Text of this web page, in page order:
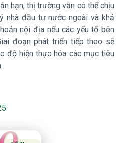
hạn, thị trường vẫn có thể chịu
nhà đầu tư nước ngoài và khả
nội địa nếu các yếu tố bên
đoạn phát triển tiếp theo sẽ
độ hiện thực hóa các mục tiêu
Lập - Công Ty Chứng Khoán Phú